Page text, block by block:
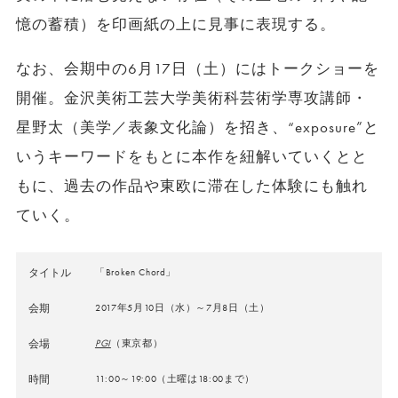
憶の蓄積）を印画紙の上に見事に表現する。
なお、会期中の6月17日（土）にはトークショーを
開催。金沢美術工芸大学美術科芸術学専攻講師・
星野太（美学／表象文化論）を招き、“exposure”と
いうキーワードをもとに本作を紐解いていくとと
もに、過去の作品や東欧に滞在した体験にも触れ
ていく。
タイトル 「Broken Chord」
会期 2017年5月10日（水）～7月8日（土）
会場 PGI（東京都）
時間 11:00～19:00（土曜は18:00まで）